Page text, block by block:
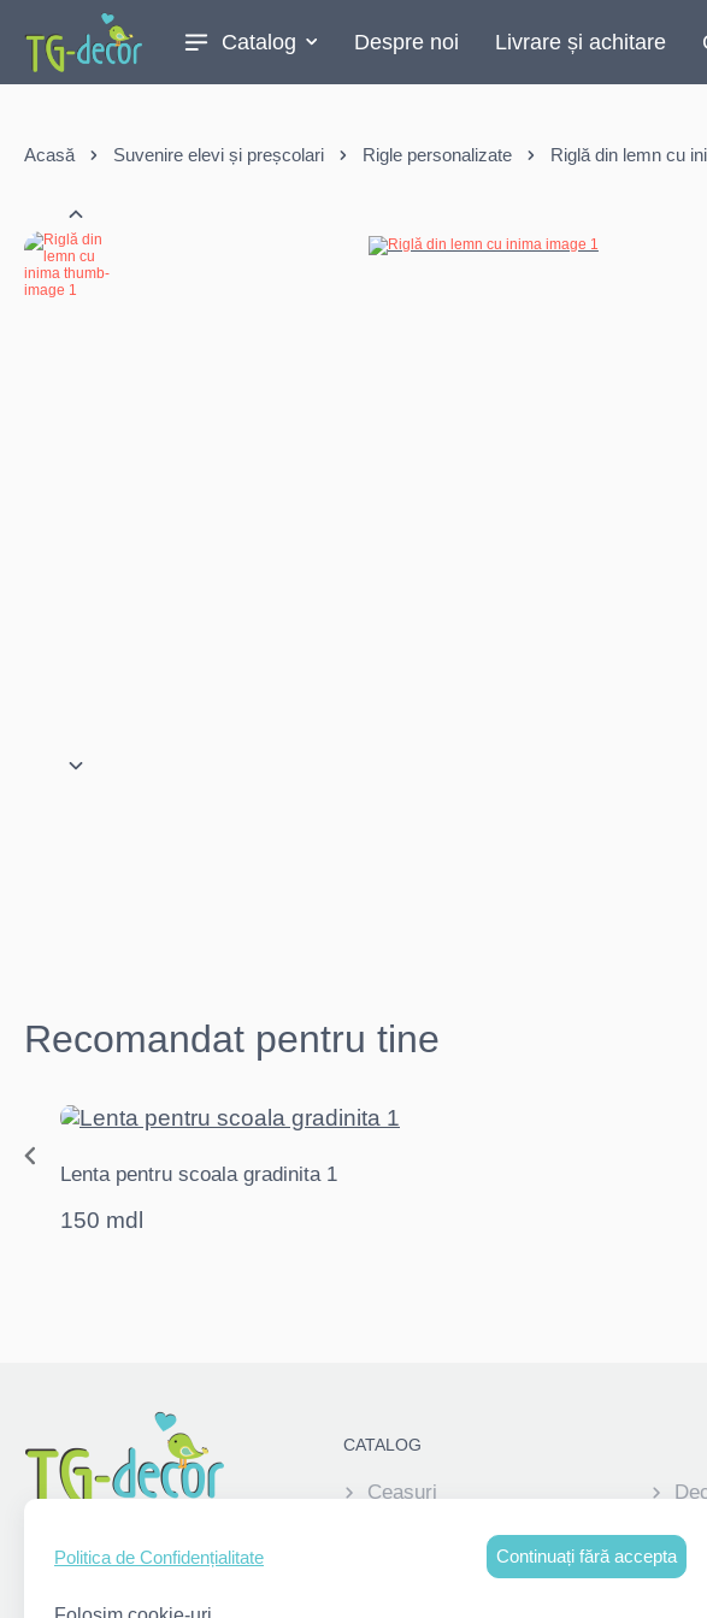
Catalog Despre noi Livrare și achitare
Acasă Suvenire elevi și preșcolari Rigle personalizate Riglă din lemn cu
Recomandat pentru tine
Lenta pentru scoala gradinita 1
150 mdl
CATALOG
Ceasuri
Elemente decorative
Politica de Confidențialitate Continuați fără accepta